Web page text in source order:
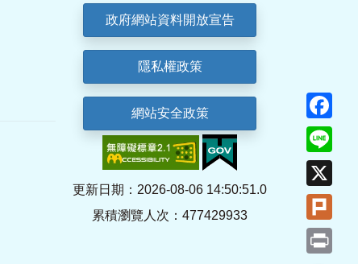
政府網站資料開放宣告
隱私權政策
網站安全政策
更新日期：2026-08-06 14:50:51.0
累積瀏覽人次：477429933